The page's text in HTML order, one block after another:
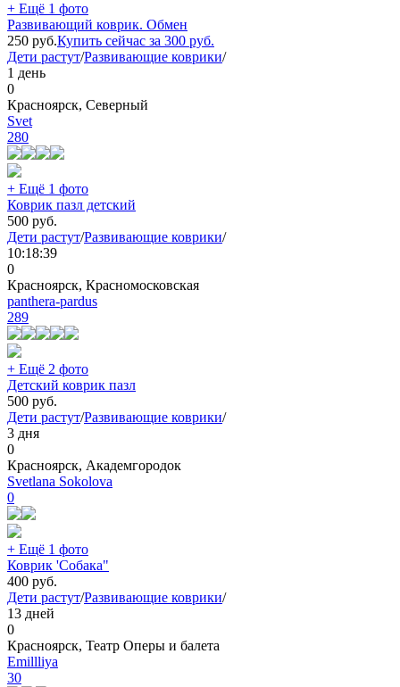
+ Ещё 1 фото
Развивающий коврик. Обмен
250 руб.Купить сейчас за 300 руб.
Дети растут/Развивающие коврики/
1 день
0
Красноярск, Северный
Svet
280
+ Ещё 1 фото
Коврик пазл детский
500 руб.
Дети растут/Развивающие коврики/
10:18:39
0
Красноярск, Красномосковская
panthera-pardus
289
+ Ещё 2 фото
Детский коврик пазл
500 руб.
Дети растут/Развивающие коврики/
3 дня
0
Красноярск, Академгородок
Svetlana Sokolova
0
+ Ещё 1 фото
Коврик 'Собака"
400 руб.
Дети растут/Развивающие коврики/
13 дней
0
Красноярск, Театр Оперы и балета
Emillliya
30